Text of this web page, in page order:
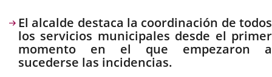
Descripción
El alcalde destaca la coordinación de todos
los servicios municipales desde el primer
momento en el que empezaron a
sucederse las incidencias.